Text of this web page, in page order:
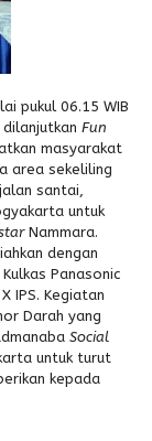
pukul 06.15 WIB
Fun
masyarakat
area sekeliling
santai,
untuk
Nammara.
dengan
Panasonic
IPS. Kegiatan
Darah yang
Social
untuk turut
kepada